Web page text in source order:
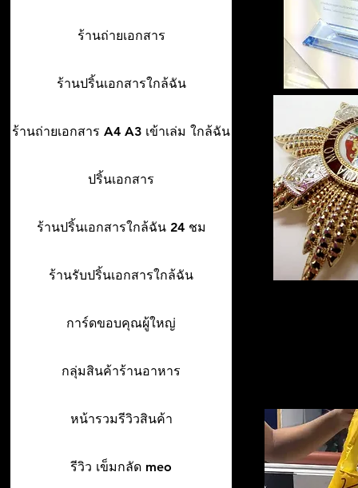
ร้านถ่ายเอกสาร
ร้านปริ้นเอกสารใกล้ฉัน
ร้านถ่ายเอกสาร A4 A3 เข้าเล่ม ใกล้ฉัน
ปริ้นเอกสาร
ร้านปริ้นเอกสารใกล้ฉัน 24 ชม
ร้านรับปริ้นเอกสารใกล้ฉัน
การ์ดขอบคุณผู้ใหญ่
กลุ่มสินค้าร้านอาหาร
หน้ารวมรีวิวสินค้า
รีวิว เข็มกลัด meo